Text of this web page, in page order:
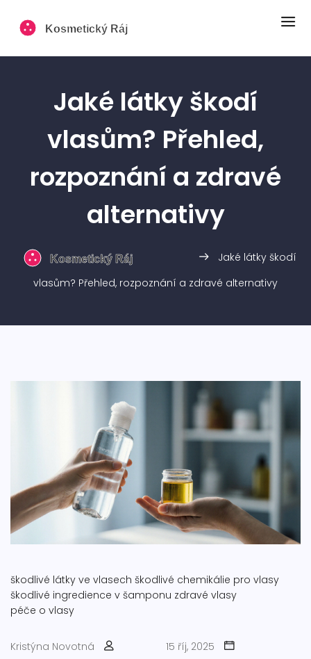
Jaké látky škodí
vlasům? Přehled,
rozpoznání a zdravé
alternativy
Jaké látky škodí
vlasům? Přehled, rozpoznání a zdravé alternativy
škodlivé látky ve vlasech škodlivé chemikálie pro vlasy
škodlivé ingredience v šamponu zdravé vlasy
péče o vlasy
Kristýna Novotná
15 říj, 2025